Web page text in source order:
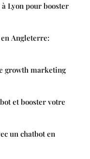
Lyon pour booster
Angleterre:
growth marketing
et booster votre
un chatbot en